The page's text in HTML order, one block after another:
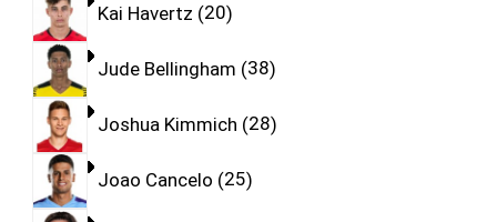
Kai Havertz 20
Jude Bellingham 38
Joshua Kimmich 28
Joao Cancelo 25